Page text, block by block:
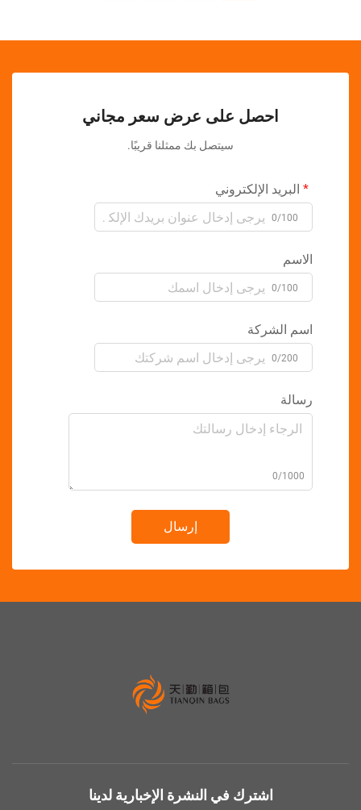
احصل على عرض سعر مجاني
سيتصل بك ممثلنا قريبًا.
الإلكتروني
اشترك في النشرة الإخبارية لدينا